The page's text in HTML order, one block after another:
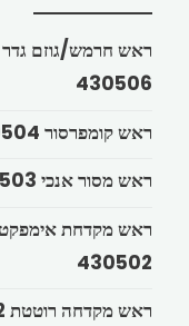
ראש חרמש/גוזם גדר
430506
ראש קומפרסור 430504
ראש מסור אנכי 430503
ראש מקדחת
430502
ראש מקדחה רוטטת 430512